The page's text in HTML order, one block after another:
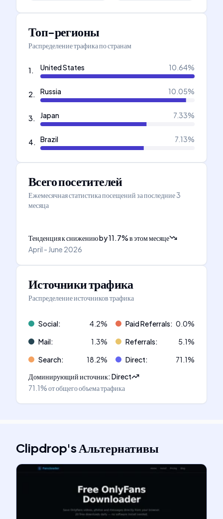
Топ-регионы
Распределение трафика по странам
1. United States 10.64%
2. Russia 10.05%
3. Japan 7.33%
4. Brazil 7.13%
Всего посетителей
Ежемесячная статистика посещений за последние 3
месяца
Тенденция к снижениюby11.7%в этом месяце
April - June 2026
Источники трафика
Распределение источников трафика
Social: 4.2% Paid Referrals: 0.0%
Mail: 1.3% Referrals: 5.1%
Search: 18.2% Direct: 71.1%
Доминирующий источник:Direct
71.1%от общего объема трафика
Clipdrop'sАльтернативы